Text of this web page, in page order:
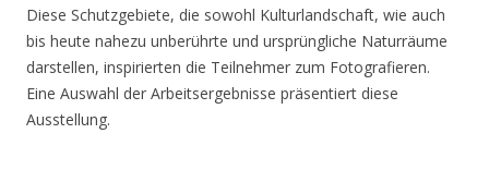
Diese Schutzgebiete, die sowohl Kulturlandschaft, wie auch
bis heute nahezu unberührte und ursprüngliche Naturräume
darstellen, inspirierten die Teilnehmer zum Fotografieren.
Eine Auswahl der Arbeitsergebnisse präsentiert diese
Ausstellung.